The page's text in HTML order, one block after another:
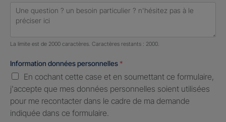
Nombre de caractères restants :2000 caractères restants
La limite est de 2000 caractères. Caractères restants : 2000.
Information données personnelles *
En cochant cette case et en soumettant ce formulaire,
j'accepte que mes données personnelles soient utilisées
pour me recontacter dans le cadre de ma demande
indiquée dans ce formulaire.